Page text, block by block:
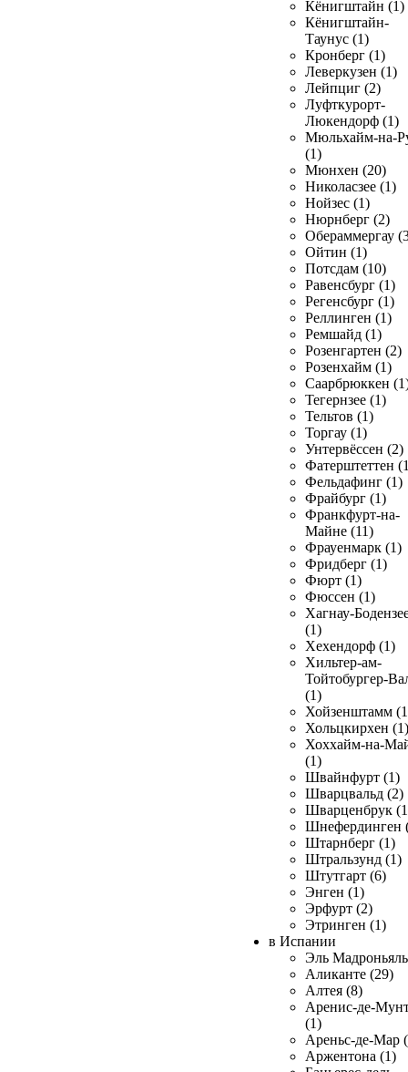
Кёнигштайн (1)
Кёнигштайн-
Таунус (1)
Кронберг (1)
Леверкузен (1)
Лейпциг (2)
Луфткурорт-
Люкендорф (1)
Мюльхайм-на-
(1)
Мюнхен (20)
Николасзее (1)
Нойзес (1)
Нюрнберг (2)
Обераммергау
Ойтин (1)
Потсдам (10)
Равенсбург (1)
Регенсбург (1)
Реллинген (1)
Ремшайд (1)
Розенгартен (2)
Розенхайм (1)
Саарбрюккен
Тегернзее (1)
Тельтов (1)
Торгау (1)
Унтервёссен (2)
Фатерштеттен
Фельдафинг (1)
Фрайбург (1)
Франкфурт-на-
Майне (11)
Фрауенмарк (1)
Фридберг (1)
Фюрт (1)
Фюссен (1)
Хагнау-
(1)
Хехендорф (1)
Хильтер-ам-
Тойтобургер-
(1)
Хойзенштамм
Хольцкирхен (1)
Хоххайм-на-
(1)
Швайнфурт (1)
Шварцвальд (2)
Шварценбрук
Шнефердинген
Штарнберг (1)
Штральзунд (1)
Штутгарт (6)
Энген (1)
Эрфурт (2)
Этринген (1)
в Испании
Эль
Аликанте (29)
Алтея (8)
Аренис-де-
(1)
Ареньс-де-Мар
Аржентона (1)